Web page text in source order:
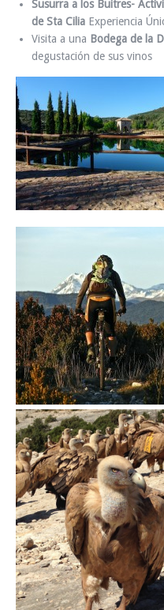
Susurra a los Buitres-
de Sta Cilia Experiencia
Visita a una Bodega de la
degustación de sus vinos